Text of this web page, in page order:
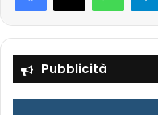
Pubblicità